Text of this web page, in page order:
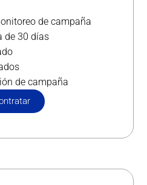
de campaña
de 30 días
de campaña